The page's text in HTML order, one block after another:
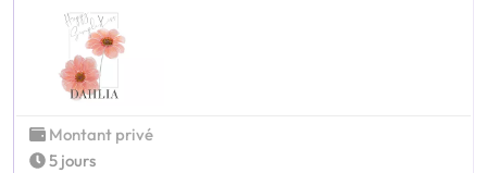
Montant privé
5 jours